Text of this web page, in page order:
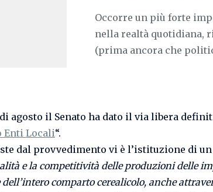
Occorre un più forte
nella realtà quotidiana,
(prima ancora che
agosto il Senato ha dato il via libera
Enti Locali“.
dal provvedimento vi è l’istituzione di un
e la competitività delle produzioni delle
dell’intero comparto cerealicolo, anche